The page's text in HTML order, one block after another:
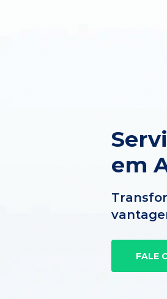
em
FALE